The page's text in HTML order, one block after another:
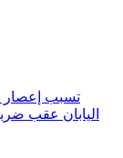
تسبب إعصار